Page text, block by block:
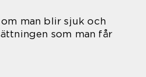
man blir sjuk och
som man får